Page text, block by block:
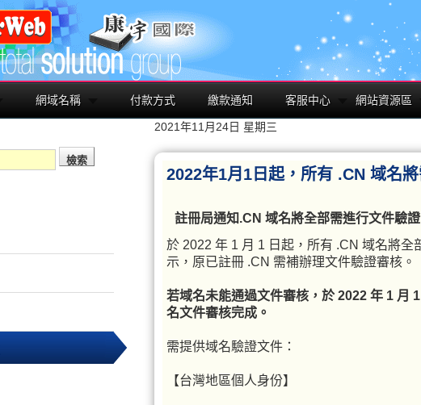
網域名稱 付款方式 繳款通知 客服中心 網站資源區
2021年11月24日 星期三
2022年1月1日起，所有 .CN 域名
註冊局通知.CN 域名將全部需進行文件驗證
於 2022 年 1 月 1 日起，所有 .CN 域名將
示，原已註冊 .CN 需補辦理文件驗證審核。
若域名未能通過文件審核，於 2022 年 1 月
名文件審核完成。
需提供域名驗證文件：
【台灣地區個人身份】